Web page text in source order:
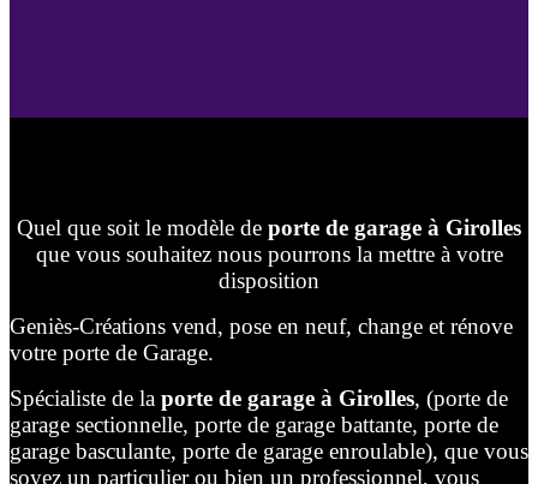
Quel que soit le modèle de porte de garage à Girolles
que vous souhaitez nous pourrons la mettre à votre
disposition
Geniès-Créations vend, pose en neuf, change et rénove
votre porte de Garage.
Spécialiste de la porte de garage à Girolles, (porte de
garage sectionnelle, porte de garage battante, porte de
garage basculante, porte de garage enroulable), que vous
soyez un particulier ou bien un professionnel, vous